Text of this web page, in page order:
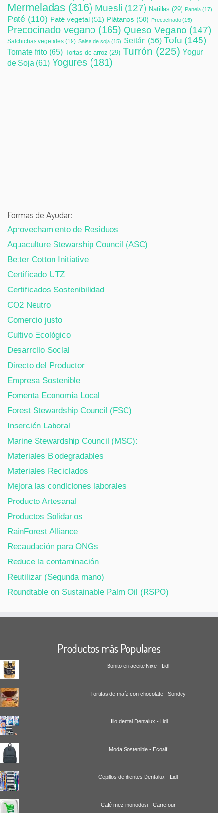
Mermeladas (316) Muesli (127) Natillas (29) Panela (17)
Paté (110) Paté vegetal (51) Plátanos (50) Precocinado (15)
Precocinado vegano (165) Queso Vegano (147)
Salchichas vegetales (19) Salsa de soja (15) Seitán (56) Tofu (145)
Tomate frito (65) Tortas de arroz (29) Turrón (225) Yogur
de Soja (61) Yogures (181)
Formas de Ayudar:
Aprovechamiento de Residuos
Aquaculture Stewarship Council (ASC)
Better Cotton Initiative
Certificado UTZ
Certificados Sostenibilidad
CO2 Neutro
Comercio justo
Cultivo Ecológico
Desarrollo Social
Directo del Productor
Empresa Sostenible
Fomenta Economía Local
Forest Stewardship Council (FSC)
Inserción Laboral
Marine Stewardship Council (MSC):
Materiales Biodegradables
Materiales Reciclados
Mejora las condiciones laborales
Producto Artesanal
Productos Solidarios
RainForest Alliance
Recaudación para ONGs
Reduce la contaminación
Reutilizar (Segunda mano)
Roundtable on Sustainable Palm Oil (RSPO)
Productos más Populares
Bonito en aceite Nixe - Lidl
Tortitas de maíz con chocolate - Sondey
Hilo dental Dentalux - Lidl
Moda Sostenible - Ecoalf
Cepillos de dientes Dentalux - Lidl
Café mez monodosi - Carrefour